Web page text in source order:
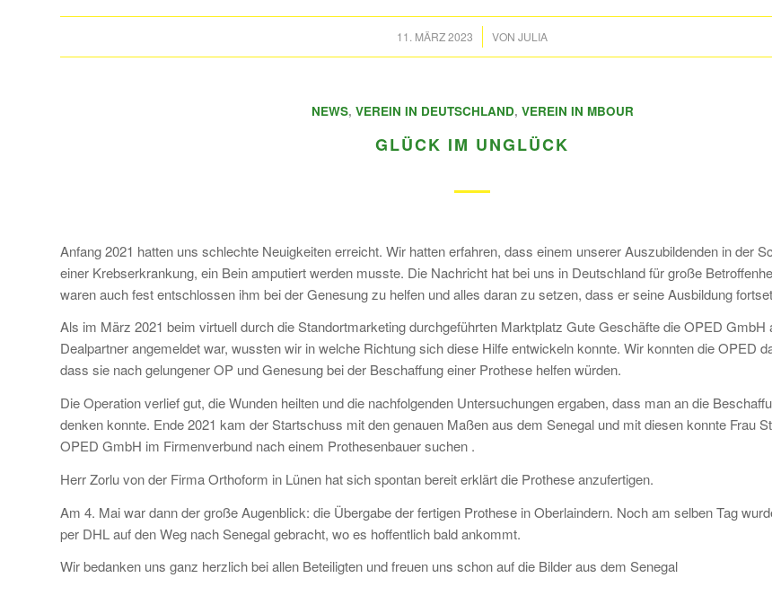
11. MÄRZ 2023
/ VON JULIA
NEWS, VEREIN IN DEUTSCHLAND, VEREIN IN MBOUR
GLÜCK IM UNGLÜCK
Anfang 2021 hatten uns schlechte Neuigkeiten erreicht. Wir hatten erfahren, dass einem unserer Auszubildenden in der
einer Krebserkrankung, ein Bein amputiert werden musste. Die Nachricht hat bei uns in Deutschland für große
waren auch fest entschlossen ihm bei der Genesung zu helfen und alles daran zu setzen, dass er seine Ausbildung
Als im März 2021 beim virtuell durch die Standortmarketing durchgeführten Marktplatz Gute Geschäfte die OPED GmbH
Dealpartner angemeldet war, wussten wir in welche Richtung sich diese Hilfe entwickeln konnte. Wir konnten die OPED
dass sie nach gelungener OP und Genesung bei der Beschaffung einer Prothese helfen würden.
Die Operation verlief gut, die Wunden heilten und die nachfolgenden Untersuchungen ergaben, dass man an die
denken konnte. Ende 2021 kam der Startschuss mit den genauen Maßen aus dem Senegal und mit diesen konnte Frau
OPED GmbH im Firmenverbund nach einem Prothesenbauer suchen .
Herr Zorlu von der Firma Orthoform in Lünen hat sich spontan bereit erklärt die Prothese anzufertigen.
Am 4. Mai war dann der große Augenblick: die Übergabe der fertigen Prothese in Oberlaindern. Noch am selben Tag
per DHL auf den Weg nach Senegal gebracht, wo es hoffentlich bald ankommt.
Wir bedanken uns ganz herzlich bei allen Beteiligten und freuen uns schon auf die Bilder aus dem Senegal